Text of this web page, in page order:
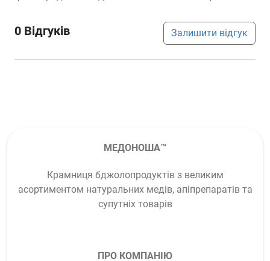
0 Відгуків Залишити відгук
МЕДОНОША™
Крамниця бджолопродуктів з великим
асортиментом натуральних медів, апіпрепаратів та
супутніх товарів
ПРО КОМПАНІЮ